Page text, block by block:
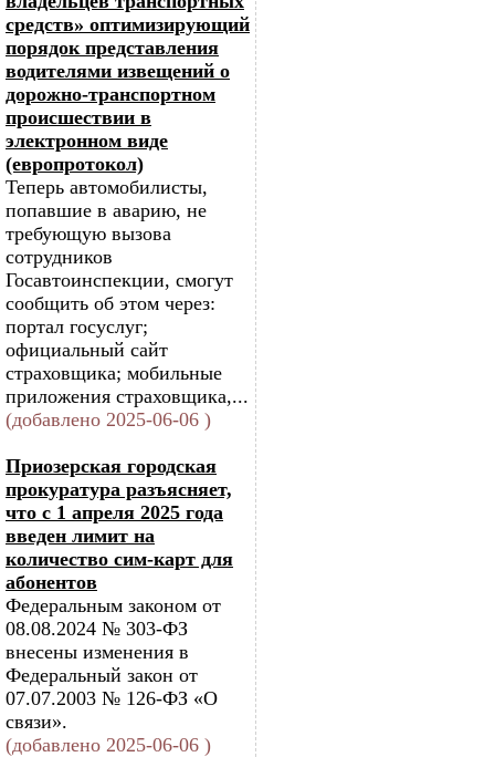
средств» оптимизирующий
порядок представления
водителями извещений о
дорожно-транспортном
происшествии в
электронном виде
(европротокол)
Теперь автомобилисты,
попавшие в аварию, не
требующую вызова
сотрудников
Госавтоинспекции, смогут
сообщить об этом через:
портал госуслуг;
официальный сайт
страховщика; мобильные
приложения страховщика,...
(добавлено 2025-06-06 )
Приозерская городская
прокуратура разъясняет,
что с 1 апреля 2025 года
введен лимит на
количество сим-карт для
абонентов
Федеральным законом от
08.08.2024 № 303-ФЗ
внесены изменения в
Федеральный закон от
07.07.2003 № 126-ФЗ «О
связи».
(добавлено 2025-06-06 )